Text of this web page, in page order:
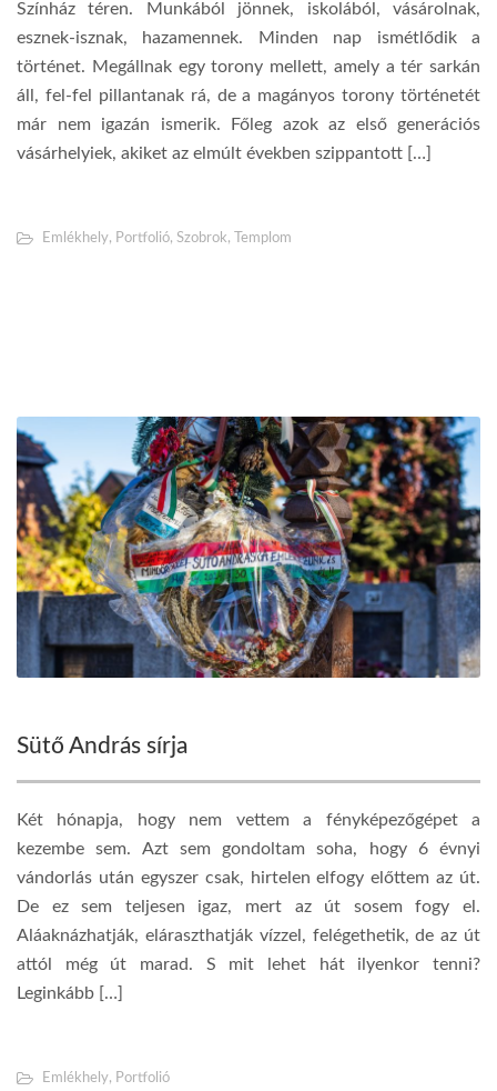
Színház téren. Munkából jönnek, iskolából, vásárolnak,
esznek-isznak, hazamennek. Minden nap ismétlődik a
történet. Megállnak egy torony mellett, amely a tér sarkán
áll, fel-fel pillantanak rá, de a magányos torony történetét
már nem igazán ismerik. Főleg azok az első generációs
vásárhelyiek, akiket az elmúlt években szippantott […]
Emlékhely, Portfolió, Szobrok, Templom
Sütő András sírja
Két hónapja, hogy nem vettem a fényképezőgépet a
kezembe sem. Azt sem gondoltam soha, hogy 6 évnyi
vándorlás után egyszer csak, hirtelen elfogy előttem az út.
De ez sem teljesen igaz, mert az út sosem fogy el.
Aláaknázhatják, eláraszthatják vízzel, felégethetik, de az út
attól még út marad. S mit lehet hát ilyenkor tenni?
Leginkább […]
Emlékhely, Portfolió